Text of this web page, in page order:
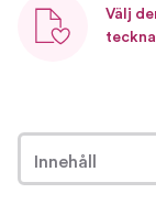
Välj
Innehåll